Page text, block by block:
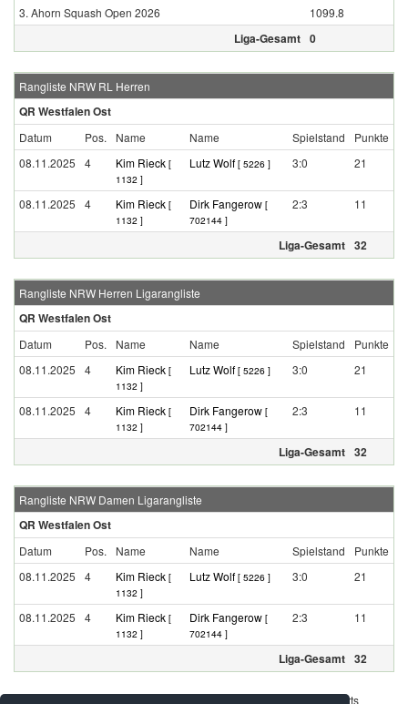
3. Ahorn Squash Open 2026 1099.8
Liga-Gesamt 0
Rangliste NRW RL Herren
QR Westfalen Ost
Datum Pos. Name Name Spielstand
Punkte
08.11.2025
4 Kim Rieck [
1132 ]
Lutz Wolf [ 5226 ] 3:0 21
08.11.2025 4 Kim Rieck [
1132 ]
Dirk Fangerow [
702144 ]
2:3 11
Liga-Gesamt 32
Rangliste NRW Herren Ligarangliste
QR Westfalen Ost
Datum Pos. Name Name Spielstand
Punkte
08.11.2025
4 Kim Rieck [
1132 ]
Lutz Wolf [ 5226 ] 3:0 21
08.11.2025 4 Kim Rieck [
1132 ]
Dirk Fangerow [
702144 ]
2:3 11
Liga-Gesamt 32
Rangliste NRW Damen Ligarangliste
QR Westfalen Ost
Datum Pos. Name Name Spielstand
Punkte
08.11.2025
4 Kim Rieck [
1132 ]
Lutz Wolf [ 5226 ] 3:0 21
08.11.2025 4 Kim Rieck [
1132 ]
Dirk Fangerow [
702144 ]
2:3 11
Liga-Gesamt 32
Werbung - Offizielle Pool Partner des deutschen Squashsports